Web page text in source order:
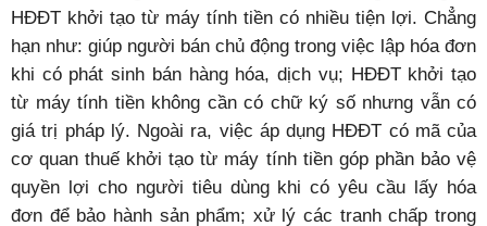
HĐĐT khởi tạo từ máy tính tiền có nhiều tiện lợi. Chẳng
hạn như: giúp người bán chủ động trong việc lập hóa đơn
khi có phát sinh bán hàng hóa, dịch vụ; HĐĐT khởi tạo
từ máy tính tiền không cần có chữ ký số nhưng vẫn có
giá trị pháp lý. Ngoài ra, việc áp dụng HĐĐT có mã của
cơ quan thuế khởi tạo từ máy tính tiền góp phần bảo vệ
quyền lợi cho người tiêu dùng khi có yêu cầu lấy hóa
đơn để bảo hành sản phẩm; xử lý các tranh chấp trong